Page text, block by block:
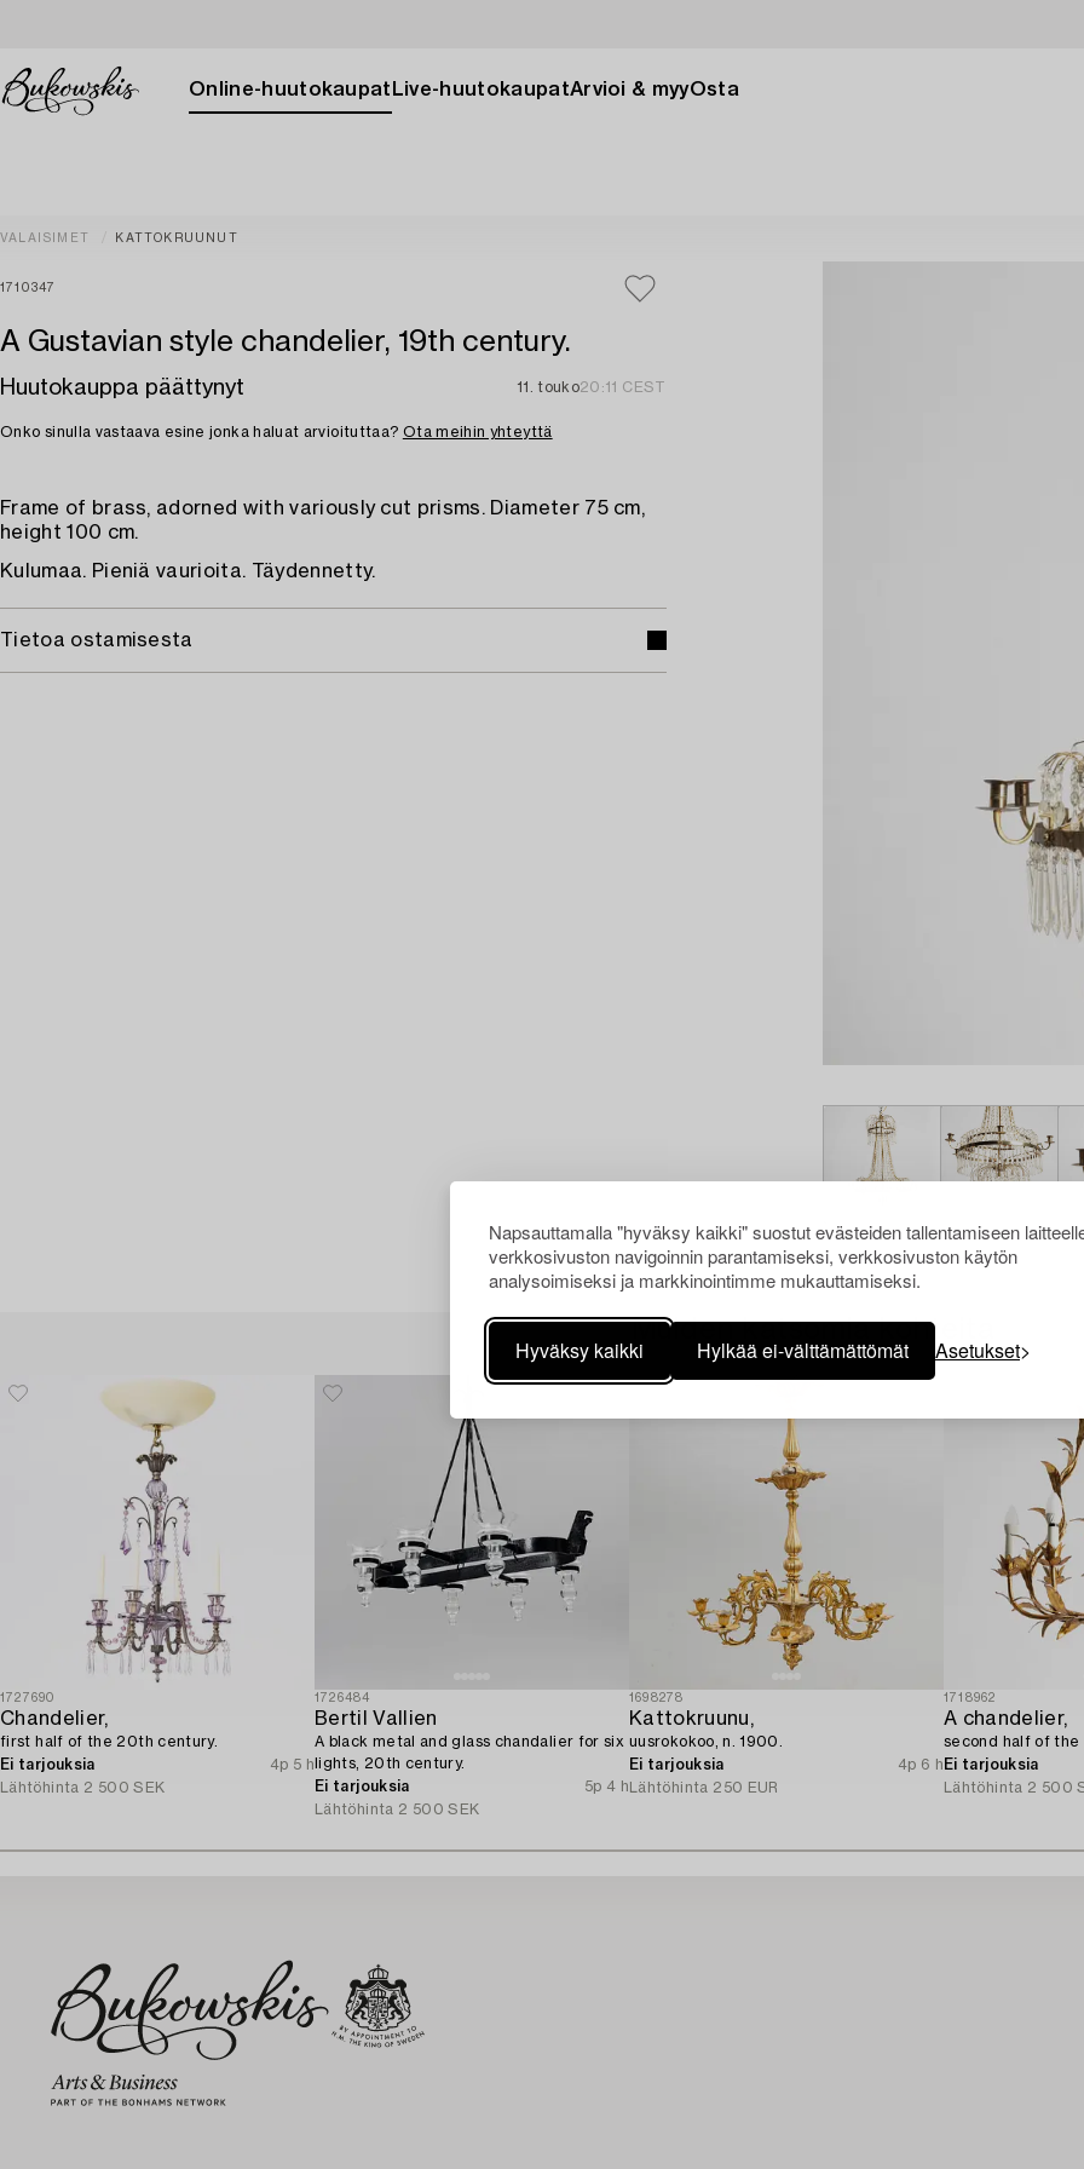
Napsauttamalla "hyväksy kaikki" suostut evästeiden tallentamiseen
verkkosivuston navigoinnin parantamiseksi, verkkosivuston käytön
analysoimiseksi ja markkinointimme mukauttamiseksi.
Hyväksy kaikki Hylkää ei-välttämättömät Asetukset
Online-huutokaupat Live-huutokaupatArvioi & myyOsta
VALAISIMET KATTOKRUUNUT
1710347
A Gustavian style chandelier, 19th century.
Huutokauppa päättynyt 11. touko20:11 CEST
Onko sinulla vastaava esine jonka haluat arvioituttaa? Ota meihin yhteyttä
Frame of brass, adorned with variously cut prisms. Diameter 75 cm,
height 100 cm.
Kulumaa. Pieniä vaurioita. Täydennetty.
Tietoa ostamisesta
Muiden katsomia kohteita
1727690
Chandelier,
first half of the 20th century.
Ei tarjouksia
4p 5 h
Lähtöhinta 2 500 SEK
1726484
Bertil Vallien
A black metal and glass chandalier for six
lights, 20th century.
Ei tarjouksia
5p 4 h
Lähtöhinta 2 500 SEK
1698278
Kattokruunu,
uusrokokoo, n. 1900.
Ei tarjouksia
4p 6 h
Lähtöhinta 250 EUR
1718962
A chandelier,
second half of the
Ei tarjouksia
Lähtöhinta 2 500